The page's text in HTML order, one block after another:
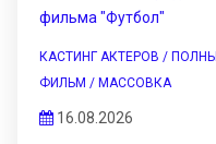
фильма "Футбол"
КАСТИНГ АКТЕРОВ /
ФИЛЬМ / МАССОВКА
16.08.2026